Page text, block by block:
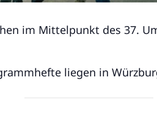
im Mittelpunkt des 37.
liegen in